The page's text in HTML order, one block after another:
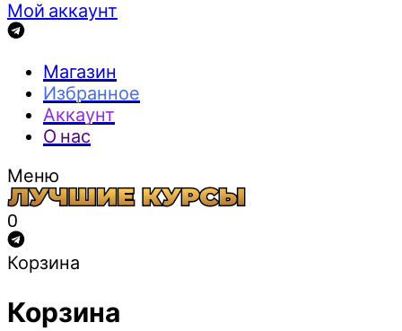
Мой аккаунт
Магазин
Избранное
Аккаунт
О нас
Меню
0
Корзина
Корзина